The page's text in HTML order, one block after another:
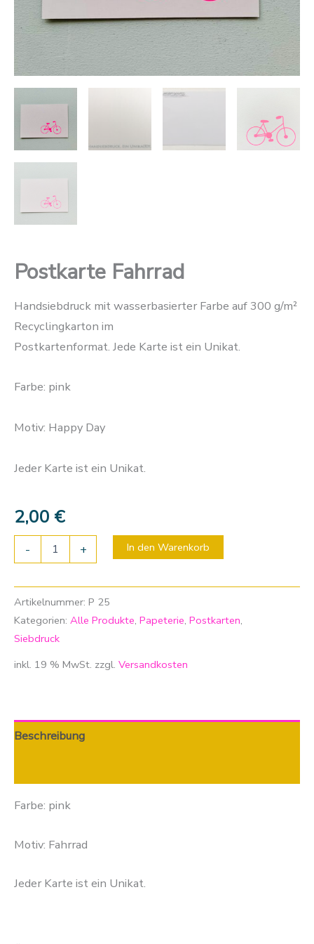
Postkarte Fahrrad
Handsiebdruck mit wasserbasierter Farbe auf 300 g/m²
Recyclingkarton im
Postkartenformat. Jede Karte ist ein Unikat.
Farbe: pink
Motiv: Happy Day
Jeder Karte ist ein Unikat.
2,00 €
- + In den Warenkorb
Artikelnummer: P 25
Kategorien: Alle Produkte, Papeterie, Postkarten,
Siebdruck
inkl. 19 % MwSt. zzgl. Versandkosten
Beschreibung
Farbe: pink
Motiv: Fahrrad
Jeder Karte ist ein Unikat.